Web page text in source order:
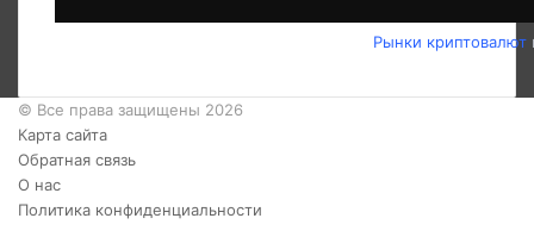
Рынки криптовалют
© Все права защищены 2026
Карта сайта
Обратная связь
О нас
Политика конфиденциальности